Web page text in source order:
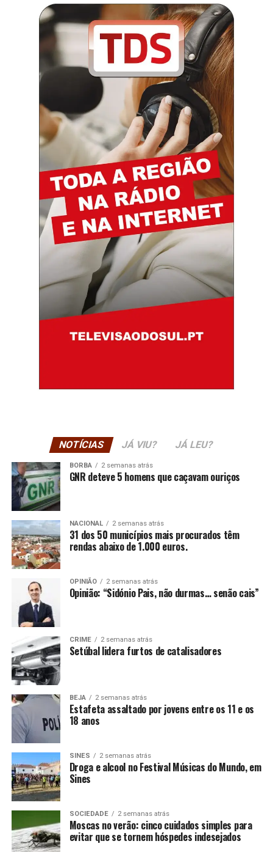
NOTÍCIAS JÁ VIU? JÁ LEU?
BORBA 2 semanas atrás
GNR deteve 5 homens que caçavam ouriços
NACIONAL 2 semanas atrás
31 dos 50 municípios mais procurados têm
rendas abaixo de 1.000 euros.
OPINIÃO 2 semanas atrás
Opinião: “Sidónio Pais, não durmas… senão cais”
CRIME 2 semanas atrás
Setúbal lidera furtos de catalisadores
BEJA 2 semanas atrás
Estafeta assaltado por jovens entre os 11 e os
18 anos
SINES 2 semanas atrás
Droga e alcool no Festival Músicas do Mundo, em
Sines
SOCIEDADE 2 semanas atrás
Moscas no verão: cinco cuidados simples para
evitar que se tornem hóspedes indesejados